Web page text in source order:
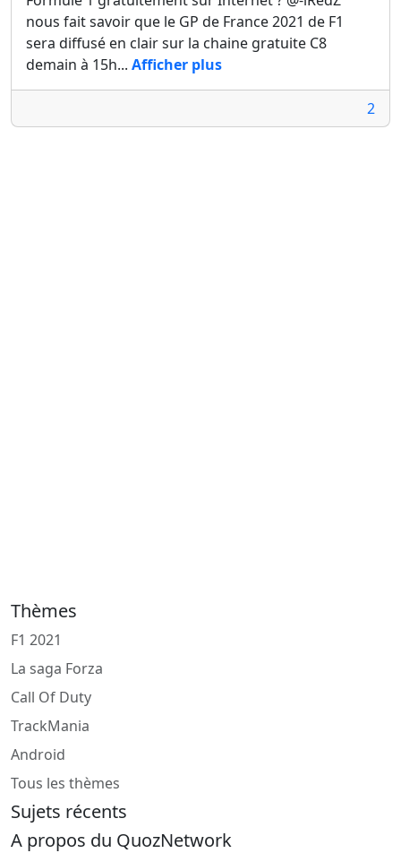
nous fait savoir que le GP de France 2021 de F1
sera diffusé en clair sur la chaine gratuite C8
demain à 15h... Afficher plus
2
Thèmes
F1 2021
La saga Forza
Call Of Duty
TrackMania
Android
Tous les thèmes
Sujets récents
A propos du QuozNetwork